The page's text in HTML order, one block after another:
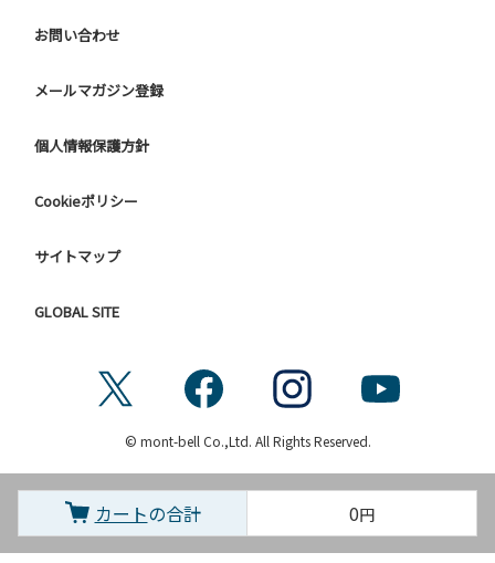
お問い合わせ
メールマガジン登録
個人情報保護方針
Cookieポリシー
サイトマップ
GLOBAL SITE
© mont-bell Co.,Ltd. All Rights Reserved.
カートの合計 0円